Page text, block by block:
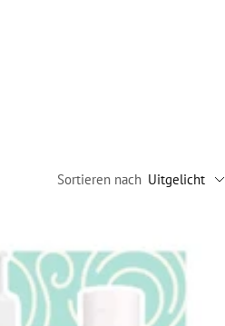
Sortieren nach Uitgelicht